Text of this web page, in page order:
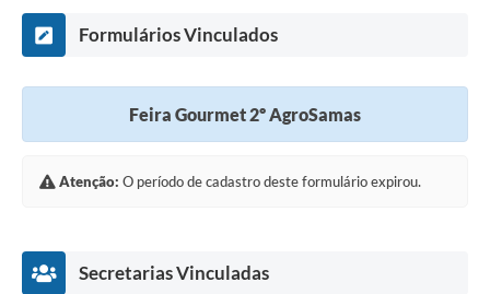
Solicitação de Remoção: Instituições Escolares
Formulários Vinculados
Feira Gourmet 2º AgroSamas
Atenção: O período de cadastro deste formulário expirou.
Secretarias Vinculadas